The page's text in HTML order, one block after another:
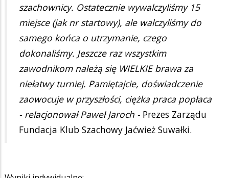
szachownicy. Ostatecznie wywalczyliśmy 15
miejsce (jak nr startowy), ale walczyliśmy do
samego końca o utrzymanie, czego
dokonaliśmy. Jeszcze raz wszystkim
zawodnikom należą się WIELKIE brawa za
niełatwy turniej. Pamiętajcie, doświadczenie
zaowocuje w przyszłości, ciężka praca popłaca
- relacjonował Paweł Jaroch - Prezes Zarządu
Fundacja Klub Szachowy Jaćwież Suwałki.